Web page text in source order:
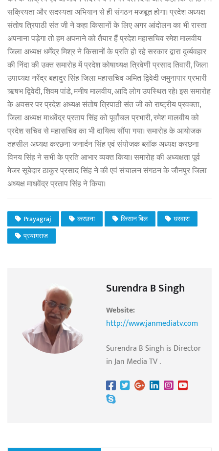
सक्रियता और सदस्यता अभियान से ही संगठन मजबूत होगा। प्रदेश अध्यक्ष
संतोष त्रिपाठी संत जी ने कहा किसानों के लिए अगर आंदोलन का भी रास्ता
अपनाना पड़ेगा तो हम अपनाने को तैयार हैं प्रदेश महासचिव रमेश मालवीय
जिला अध्यक्ष धर्मेंद्र मिश्र ने किसानों के प्रति हो रहे सरकार द्वारा दुर्व्यवहार
की निंदा की उक्त समारोह में प्रदेश कोषाध्यक्ष त्रिवेणी प्रसाद तिवारी, जिला
उपाध्यक्ष नरेंद्र बहादुर सिंह जिला महासचिव अमित द्विवेदी जमुनापार प्रभारी
ऋषभ द्विवेदी, शिवम पांडे, मनीष मालवीय, आदि लोग उपस्थित रहे। इस समारोह
के अवसर पर प्रदेश अध्यक्ष संतोष त्रिपाठी संत जी को राष्ट्रीय प्रवक्ता,
जिला अध्यक्ष माधवेंद्र प्रताप सिंह को पूर्वांचल प्रभारी, रमेश मालवीय को
प्रदेश सचिव से महासचिव का भी दायित्व सौंपा गया। समारोह के आयोजक
तहसील अध्यक्ष करछना जनार्दन सिंह एवं संयोजक ब्लॉक अध्यक्ष करछना
विनय सिंह ने सभी के प्रति आभार व्यक्त किया। समारोह की अध्यक्षता पूर्व
मेजर सूबेदार ठाकुर प्रसाद सिंह ने की एवं संचालन संगठन के जौनपुर जिला
अध्यक्ष माधवेंद्र प्रताप सिंह ने किया।
Prayagraj करछना किसान बिल
धरवारा
प्रयागराज
Surendra B Singh
Website:
http://www.janmediatv.com
Surendra B Singh is Director
in Jan Media TV .